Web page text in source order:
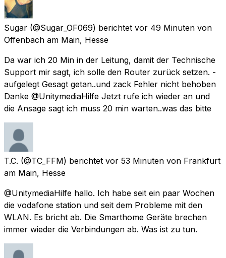
Sugar (@Sugar_OF069) berichtet vor 49 Minuten von
Offenbach am Main, Hesse
Da war ich 20 Min in der Leitung, damit der Technische
Support mir sagt, ich solle den Router zurück setzen. -
aufgelegt Gesagt getan..und zack Fehler nicht behoben
Danke @UnitymediaHilfe Jetzt rufe ich wieder an und
die Ansage sagt ich muss 20 min warten..was das bitte
T.C. (@TC_FFM) berichtet vor 53 Minuten von Frankfurt
am Main, Hesse
@UnitymediaHilfe hallo. Ich habe seit ein paar Wochen
die vodafone station und seit dem Probleme mit den
WLAN. Es bricht ab. Die Smarthome Geräte brechen
immer wieder die Verbindungen ab. Was ist zu tun.